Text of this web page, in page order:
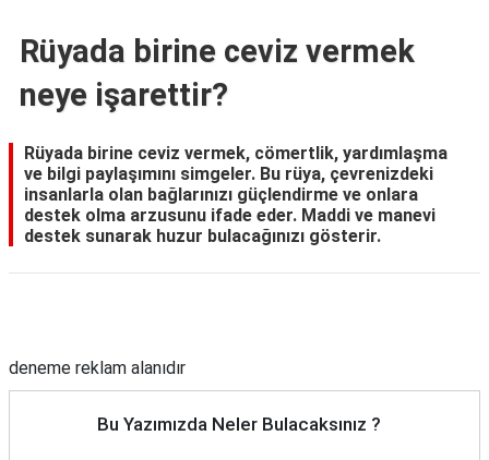
Rüyada birine ceviz vermek
neye işarettir?
Rüyada birine ceviz vermek, cömertlik, yardımlaşma
ve bilgi paylaşımını simgeler. Bu rüya, çevrenizdeki
insanlarla olan bağlarınızı güçlendirme ve onlara
destek olma arzusunu ifade eder. Maddi ve manevi
destek sunarak huzur bulacağınızı gösterir.
deneme reklam alanıdır
Bu Yazımızda Neler Bulacaksınız ?